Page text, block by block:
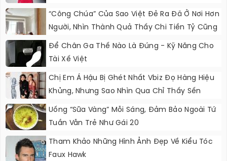
“Công Chúa” Của Sao Việt Đẻ Ra Đã Ở Nơi Hơn
Người, Nhìn Thành Quả Thấy Chi Tiền Tỷ Cũng
Đáng
Để Chân Ga Thế Nào Là Đúng - Kỹ Năng Cho
Tài Xế Việt
Chị Em Á Hậu Bị Ghét Nhất Vbiz Đọ Hàng Hiệu
Khủng, Nhưng Sao Nhìn Qua Chỉ Thấy Sến
Uống “sữa Vàng” Mỗi Sáng, Đảm Bảo Ngoài Tứ
Tuần Vẫn Trẻ Như Gái 20
Tham Khảo Những Hình Ảnh Đẹp Về Kiểu Tóc
Faux Hawk